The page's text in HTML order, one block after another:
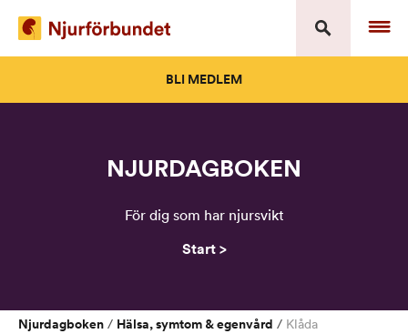
content
BLI MEDLEM
NJURDAGBOKEN
För dig som har njursvikt
Start >
Njurdagboken / Hälsa, symtom & egenvård / Klåda